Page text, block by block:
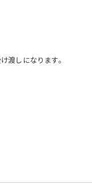
渡しになります。